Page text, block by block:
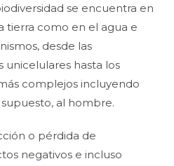
se encuentra en
tierra como en el agua e
desde las
unicelulares hasta los
complejos incluyendo
al hombre.
o pérdida de
negativos e incluso